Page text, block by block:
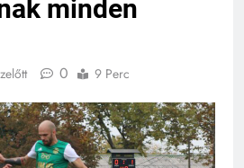
minden
0 9 Perc